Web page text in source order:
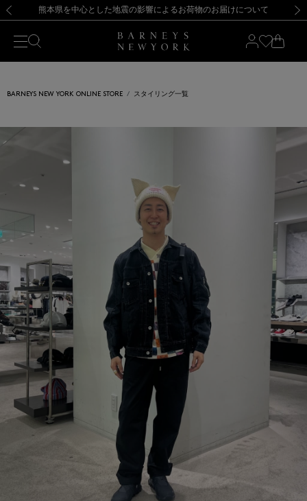
新規登録のお客様も対象！＜MY BARNEYS＞会員のお客様は11,000円（税込）以上のお買上げで常時送料無料！お買い物の際は会員登録を！
【夏季休業に伴う返品・交換承り一時停止のお知らせ】（2026.8.5）
熊本県を中心とした地震の影響によるお荷物のお届けについて
【開催中】SUMMER SALEのご案内・ご注意事項 新規登録のお客様も対象！＜MY BARNEYS＞会員のお客様は11,000円（税込）以上のお買上げで常時送料無料！お買い物の際は会員登録を！
【夏季休業に伴う返品・交換承り一時停止のお知らせ】（2026.8.5）
BARNEYS NEW YORK ONLINE STORE スタイリング一覧
前の画像 次